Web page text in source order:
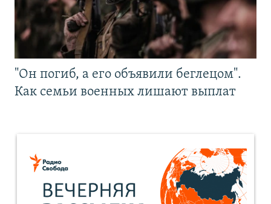
"Он погиб, а его объявили беглецом".
Как семьи военных лишают выплат